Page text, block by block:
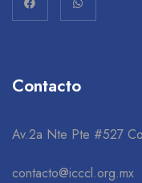
Contacto
Av.2a Nte Pte #527
contacto@icccl.org.mx